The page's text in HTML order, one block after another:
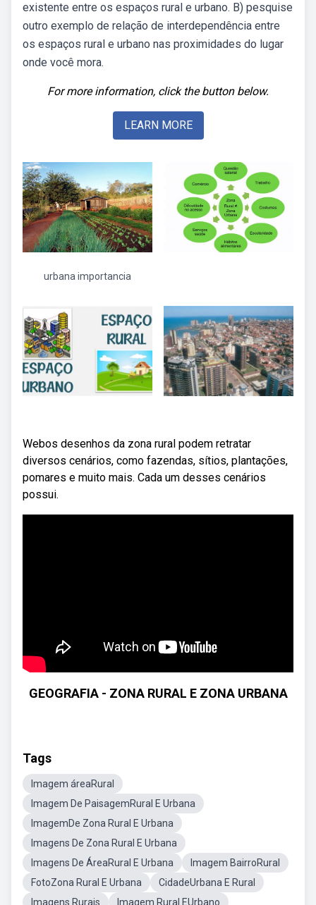
existente entre os espaços rural e urbano. B) pesquise
outro exemplo de relação de interdependência entre
os espaços rural e urbano nas proximidades do lugar
onde você mora.
For more information, click the button below.
LEARN MORE
urbana importancia
Webos desenhos da zona rural podem retratar
diversos cenários, como fazendas, sítios, plantações,
pomares e muito mais. Cada um desses cenários
possui.
GEOGRAFIA - ZONA RURAL E ZONA URBANA
Tags
Imagem áreaRural
Imagem De PaisagemRural E Urbana
ImagemDe Zona Rural E Urbana
Imagens De Zona Rural E Urbana
Imagens De ÁreaRural E Urbana
Imagem BairroRural
FotoZona Rural E Urbana
CidadeUrbana E Rural
Imagens Rurais
Imagem Rural EUrbano